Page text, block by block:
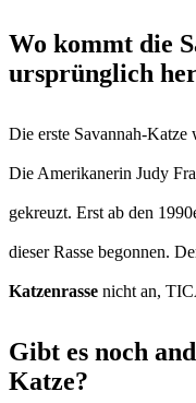
Wo kommt die
ursprünglich
Die erste Savannah-
Die Amerikanerin Judy
gekreuzt. Erst ab den
dieser Rasse begonnen.
Katzenrasse nicht an,
Gibt es noch
Katze?